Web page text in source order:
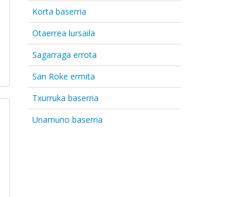
Korta baserria
Otaerrea lursaila
Sagarraga errota
San Roke ermita
Txurruka baserria
Unamuno baserria